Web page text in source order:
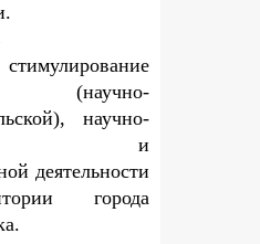
стимулирование
(научно-
научно-
и
деятельности
города